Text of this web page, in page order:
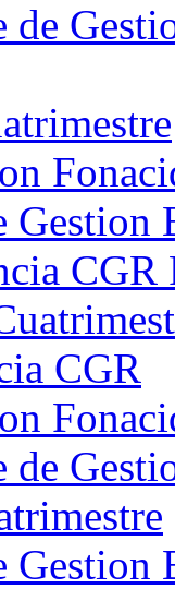
de
Gestion
CGR
CGR
de
Gestion